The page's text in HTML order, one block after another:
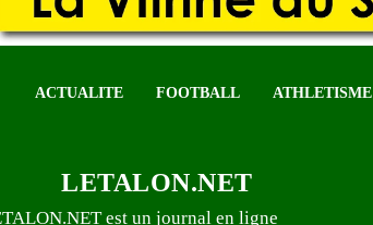
ACTUALITE FOOTBALL ATHLETISME
LETALON.NET
est un journal en ligne